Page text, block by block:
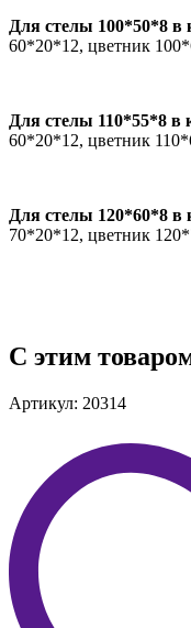
Для стелы 100*50*8 в
60*20*12, цветник
Для стелы 110*55*8 в
60*20*12, цветник
Для стелы 120*60*8 в
70*20*12, цветник
С этим
Артикул: 20314